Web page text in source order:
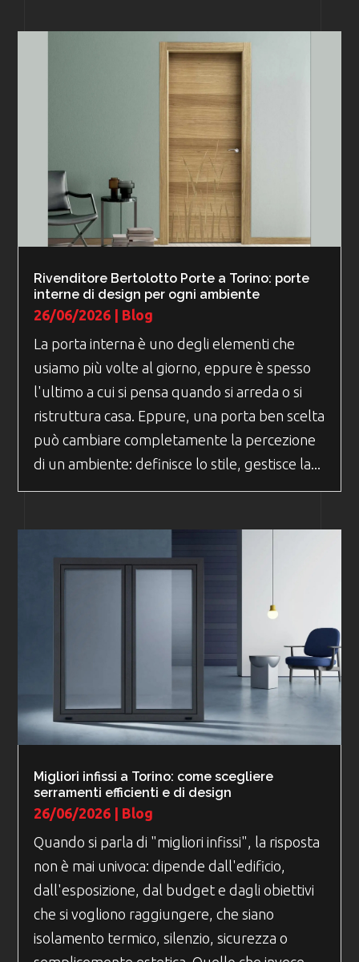
Rivenditore Bertolotto Porte a Torino: porte
interne di design per ogni ambiente
26/06/2026
Blog
La porta interna è uno degli elementi che
usiamo più volte al giorno, eppure è spesso
l'ultimo a cui si pensa quando si arreda o si
ristruttura casa. Eppure, una porta ben scelta
può cambiare completamente la percezione
di un ambiente: definisce lo stile, gestisce la...
Migliori infissi a Torino: come scegliere
serramenti efficienti e di design
26/06/2026 | Blog
Quando si parla di "migliori infissi", la risposta
non è mai univoca: dipende dall'edificio,
dall'esposizione, dal budget e dagli obiettivi
che si vogliono raggiungere, che siano
isolamento termico, silenzio, sicurezza o